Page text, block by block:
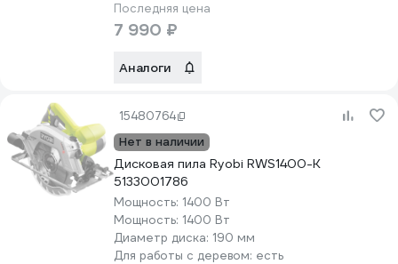
Последняя цена
7 990 ₽
Аналоги
15480764
Нет в наличии
Дисковая пила Ryobi RWS1400-K
5133001786
Мощность: 1400 Вт
Мощность: 1400 Вт
Диаметр диска: 190 мм
Для работы с деревом: есть